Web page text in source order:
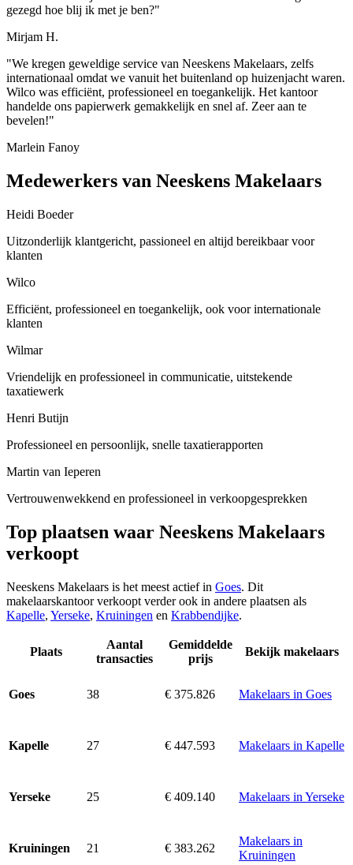
gezegd hoe blij ik met je ben?"
Mirjam H.
"We kregen geweldige service van Neeskens Makelaars, zelfs
internationaal omdat we vanuit het buitenland op huizenjacht waren.
Wilco was efficiënt, professioneel en toegankelijk. Het kantoor
handelde ons papierwerk gemakkelijk en snel af. Zeer aan te
bevelen!"
Marlein Fanoy
Medewerkers van Neeskens Makelaars
Heidi Boeder
Uitzonderlijk klantgericht, passioneel en altijd bereikbaar voor
klanten
Wilco
Efficiënt, professioneel en toegankelijk, ook voor internationale
klanten
Wilmar
Vriendelijk en professioneel in communicatie, uitstekende
taxatiewerk
Henri Butijn
Professioneel en persoonlijk, snelle taxatierapporten
Martin van Ieperen
Vertrouwenwekkend en professioneel in verkoopgesprekken
Top plaatsen waar Neeskens Makelaars
verkoopt
Neeskens Makelaars is het meest actief in Goes. Dit
makelaarskantoor verkoopt verder ook in andere plaatsen als
Kapelle, Yerseke, Kruiningen en Krabbendijke.
Plaats
Aantal
transacties
Gemiddelde
prijs
Bekijk makelaars
Goes 38 € 375.826 Makelaars in Goes
Kapelle 27 € 447.593 Makelaars in Kapelle
Yerseke 25 € 409.140 Makelaars in Yerseke
Kruiningen 21 € 383.262
Makelaars in
Kruiningen